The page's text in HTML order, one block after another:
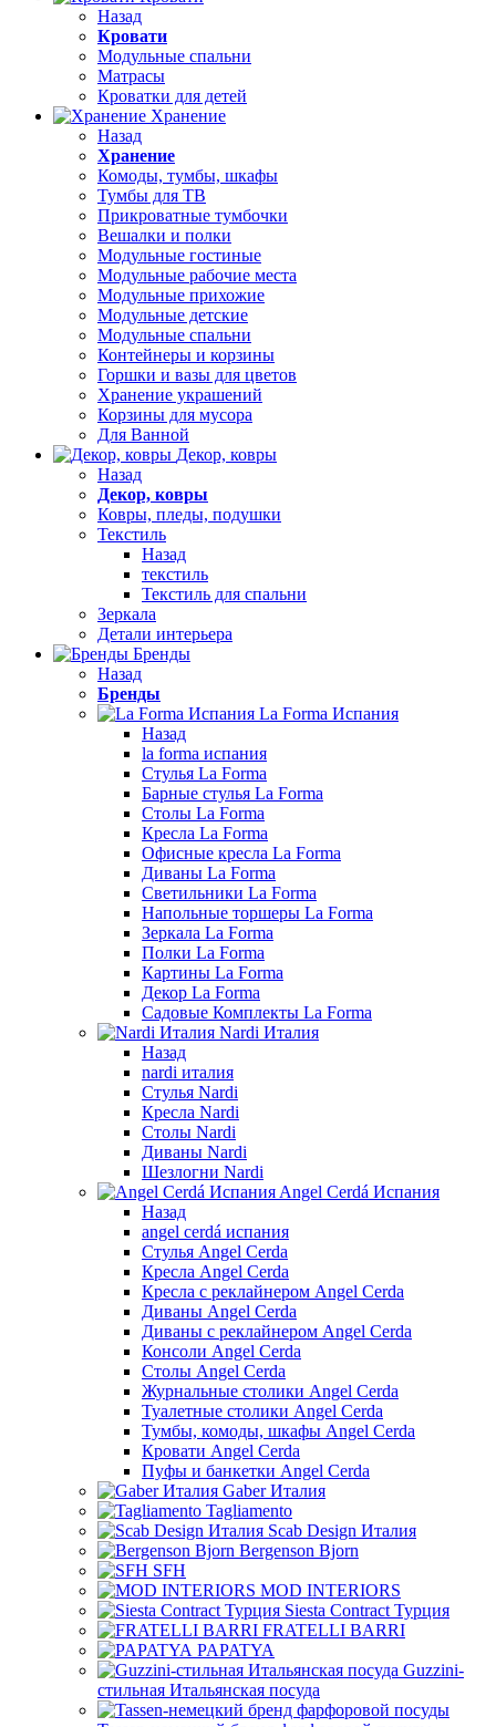
Назад
Кровати
Модульные спальни
Матрасы
Кроватки для детей
Хранение
Назад
Хранение
Комоды, тумбы, шкафы
Тумбы для ТВ
Прикроватные тумбочки
Вешалки и полки
Модульные гостиные
Модульные рабочие места
Модульные прихожие
Модульные детские
Модульные спальни
Контейнеры и корзины
Горшки и вазы для цветов
Хранение украшений
Корзины для мусора
Для Ванной
Декор, ковры
Назад
Декор, ковры
Ковры, пледы, подушки
Текстиль
Назад
текстиль
Текстиль для спальни
Зеркала
Детали интерьера
Бренды
Назад
Бренды
La Forma Испания
Назад
la forma испания
Стулья La Forma
Барные стулья La Forma
Столы La Forma
Кресла La Forma
Офисные кресла La Forma
Диваны La Forma
Светильники La Forma
Напольные торшеры La Forma
Зеркала La Forma
Полки La Forma
Картины La Forma
Декор La Forma
Садовые Комплекты La Forma
Nardi Италия
Назад
nardi италия
Стулья Nardi
Кресла Nardi
Столы Nardi
Диваны Nardi
Шезлогни Nardi
Angel Cerdá Испания
Назад
angel cerdá испания
Стулья Angel Cerda
Кресла Angel Cerda
Кресла с реклайнером Angel Cerda
Диваны Angel Cerda
Диваны с реклайнером Angel Cerda
Консоли Angel Cerda
Столы Angel Cerda
Журнальные столики Angel Cerda
Туалетные столики Angel Cerda
Тумбы, комоды, шкафы Angel Cerda
Кровати Angel Cerda
Пуфы и банкетки Angel Cerda
Gaber Италия
Tagliamento
Scab Design Италия
Bergenson Bjorn
SFH
MOD INTERIORS
Siesta Contract Турция
FRATELLI BARRI
PAPATYA
Guzzini-
стильная Итальянская посуда